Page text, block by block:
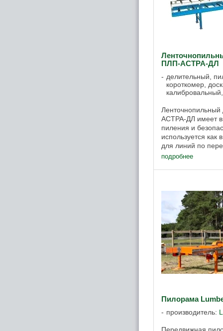
ПЛП-АСТРА-ДЛ
делительный,
короткомер,
АСТРА-ДЛ имеет
пиления и
используется как
для линий по
пиломатериалов
подробнее
Пилорама
производитель: